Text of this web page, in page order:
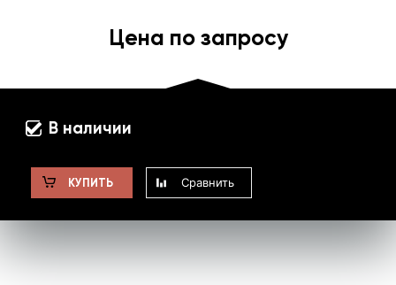
Цена по запросу
В наличии
КУПИТЬ Сравнить